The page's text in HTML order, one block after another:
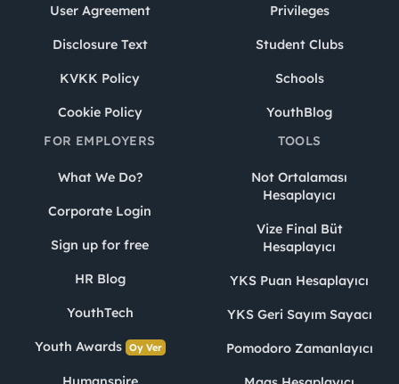
User Agreement
Disclosure Text
KVKK Policy
Cookie Policy
Privileges
Student Clubs
Schools
YouthBlog
FOR EMPLOYERS
What We Do?
Corporate Login
Sign up for free
HR Blog
YouthTech
Youth Awards Oy Ver
TOOLS
Not Ortalaması
Hesaplayıcı
Vize Final Büt
Hesaplayıcı
YKS Puan Hesaplayıcı
YKS Geri Sayım Sayacı
Pomodoro Zamanlayıcı